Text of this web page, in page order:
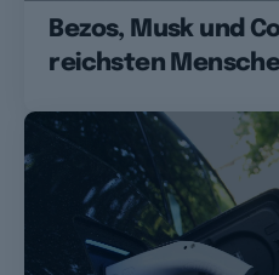
Bezos, Musk und
reichsten